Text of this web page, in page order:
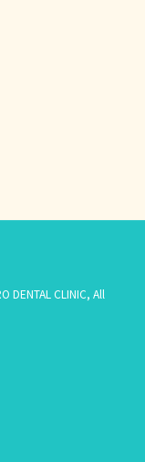
DENTAL CLINIC, All